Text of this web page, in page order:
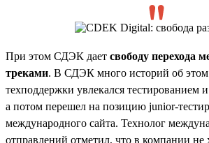
При этом СДЭК дает свободу перехода
треками. В СДЭК много историй об
техподдержки увлекался тестированием
а потом перешел на позицию junior-
международного сайта. Технолог
отправлений отметил, что в компании не